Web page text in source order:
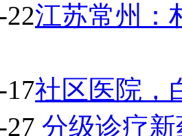
22江苏常州：
17社区医院，
27 分级诊疗